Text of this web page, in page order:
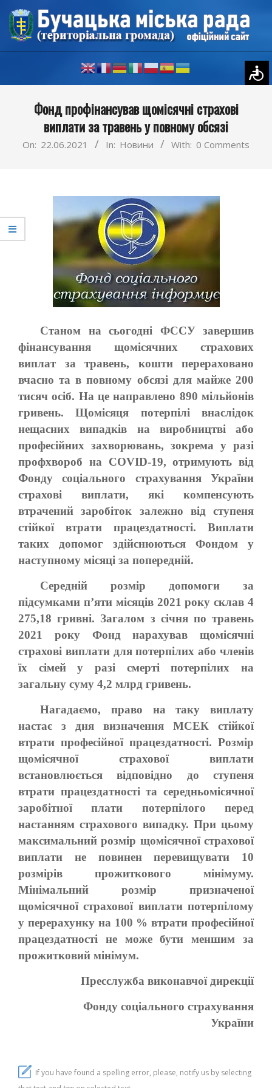
Skip
content
NavigationФонд профінансував щомісячні страхові
виплати за травень у повному обсязі
On: 22.06.2021 In: Новини With: 0 Comments
Станом на сьогодні ФССУ завершив
фінансування щомісячних страхових
виплат за травень, кошти перераховано
вчасно та в повному обсязі для майже 200
тисяч осіб. На це направлено 890 мільйонів
гривень. Щомісяця потерпілі внаслідок
нещасних випадків на виробництві або
професійних захворювань, зокрема у разі
профхвороб на COVID-19, отримують від
Фонду соціального страхування України
страхові виплати, які компенсують
втрачений заробіток залежно від ступеня
стійкої втрати працездатності. Виплати
таких допомог здійснюються Фондом у
наступному місяці за попередній.
Середній розмір допомоги за
підсумками п’яти місяців 2021 року склав 4
275,18 гривні. Загалом з січня по травень
2021 року Фонд нарахував щомісячні
страхові виплати для потерпілих або членів
їх сімей у разі смерті потерпілих на
загальну суму 4,2 млрд гривень.
Нагадаємо, право на таку виплату
настає з дня визначення МСЕК стійкої
втрати професійної працездатності. Розмір
щомісячної страхової виплати
встановлюється відповідно до ступеня
втрати працездатності та середньомісячної
заробітної плати потерпілого перед
настанням страхового випадку. При цьому
максимальний розмір щомісячної страхової
виплати не повинен перевищувати 10
розмірів прожиткового мінімуму.
Мінімальний розмір призначеної
щомісячної страхової виплати потерпілому
у перерахунку на 100 % втрати професійної
працездатності не може бути меншим за
прожитковий мінімум.
Пресслужба виконавчої дирекції
Фонду соціального страхування
України
If you have found a spelling error, please, notify us by selecting